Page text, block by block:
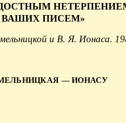
ВАШИХ ПИСЕМ»
и В. Я. Ионаса.
— ИОНАСУ